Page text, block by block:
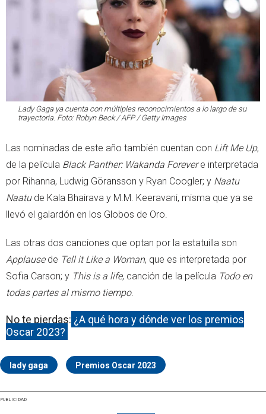
Lady Gaga ya cuenta con múltiples reconocimientos a lo largo de su
trayectoria. Foto: Robyn Beck / AFP / Getty Images
Las nominadas de este año también cuentan con Lift Me Up,
de la película Black Panther: Wakanda Forevere interpretada
por Rihanna, Ludwig Göransson y Ryan Coogler; y Naatu
Naatude Kala Bhairava y M.M. Keeravani, misma que ya se
llevó el galardón en los Globos de Oro.
Las otras dos canciones que optan por la estatuilla son
Applause de Tell it Like a Woman, que es interpretada por
Sofia Carson; y This is a life, canción de la película Todo en
todas partes al mismo tiempo.
No te pierdas: ¿A qué hora y dónde ver los premios
Oscar 2023?
lady gaga Premios Oscar 2023
PUBLICIDAD